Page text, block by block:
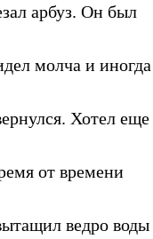
арбуз. Он был
молча и иногда
Хотел еще
от времени
ведро воды